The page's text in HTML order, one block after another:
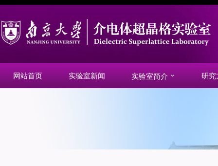
网站首页 实验室新闻 实验室简介 研究